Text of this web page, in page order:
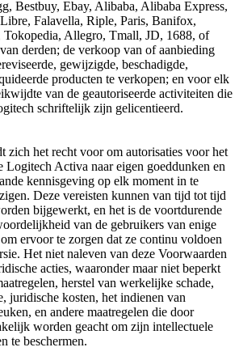
Bestbuy, Ebay, Alibaba, Alibaba Express,
Falavella, Riple, Paris, Banifox,
Tokopedia, Allegro, Tmall, JD, 1688, of
derden; de verkoop van of aanbieding
gewijzigde, beschadigde,
producten te verkopen; en voor elk
van de geautoriseerde activiteiten die
schriftelijk zijn gelicentieerd.
zich het recht voor om autorisaties voor het
Logitech Activa naar eigen goeddunken en
kennisgeving op elk moment in te
Deze vereisten kunnen van tijd tot tijd
bijgewerkt, en het is de voortdurende
van de gebruikers van enige
ervoor te zorgen dat ze continu voldoen
Het niet naleven van deze Voorwaarden
acties, waaronder maar niet beperkt
herstel van werkelijke schade,
juridische kosten, het indienen van
en andere maatregelen die door
worden geacht om zijn intellectuele
te beschermen.